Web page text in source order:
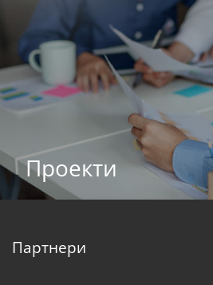
Проекти
Партнери